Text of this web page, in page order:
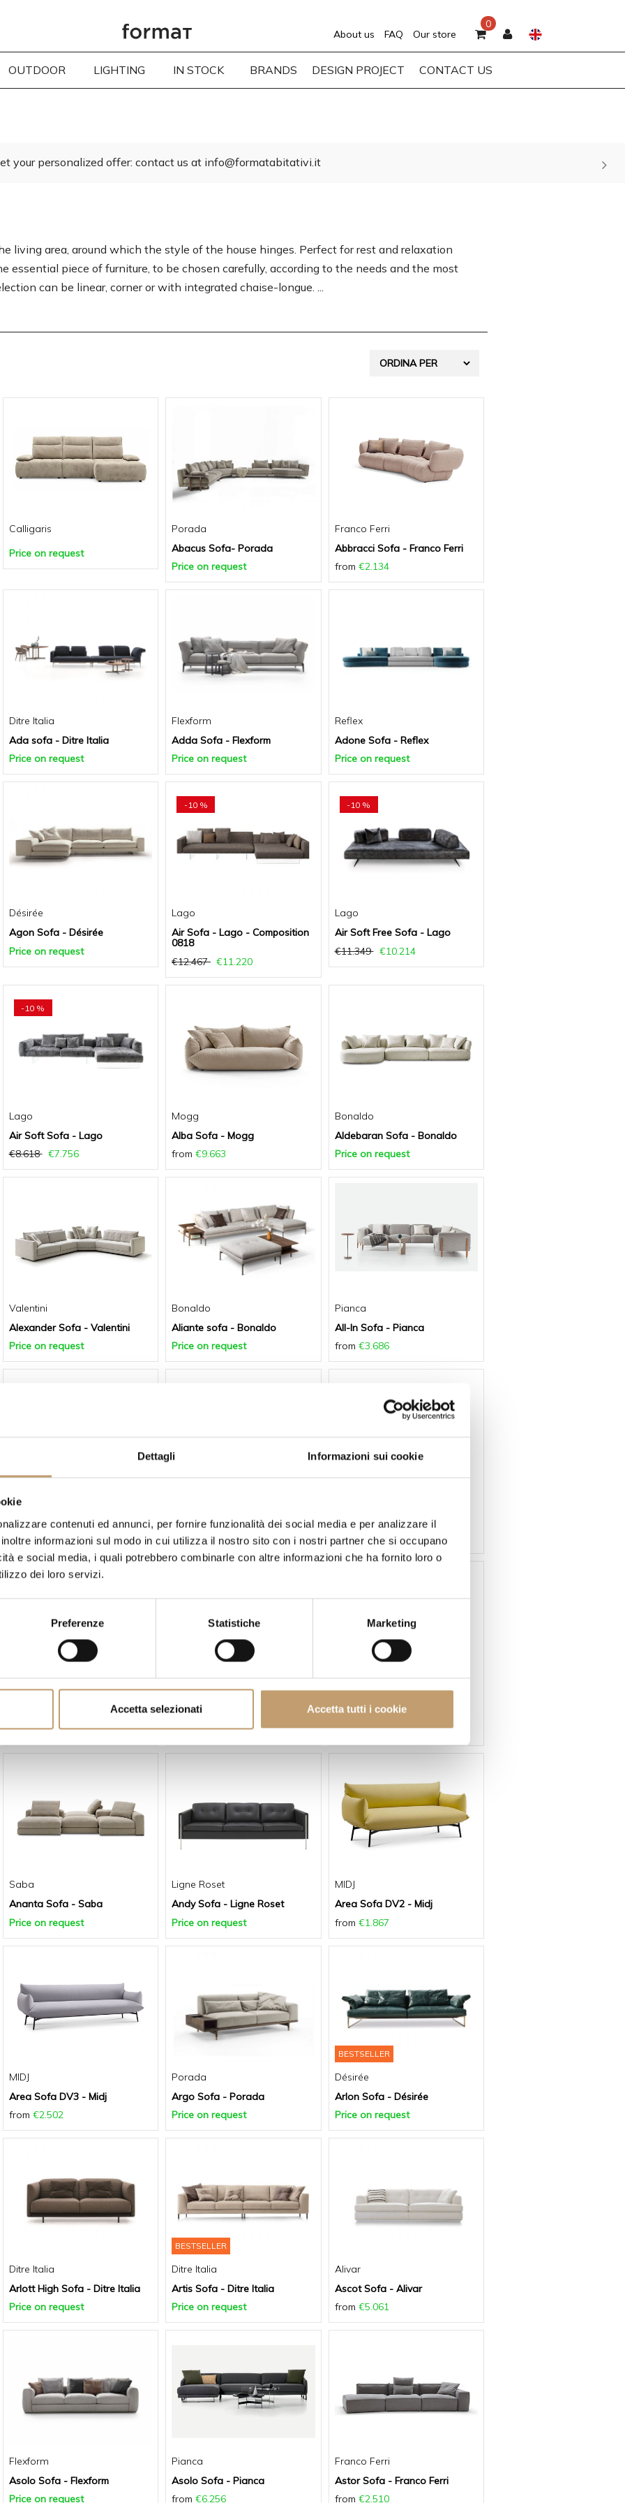
Dettagli Informazioni sui cookie
contenuti ed annunci, per fornire funzionalità dei social media e per analizzare il
informazioni sul modo in cui utilizza il nostro sito con i nostri partner che si occupano
e social media, i quali potrebbero combinarle con altre informazioni che ha fornito loro o
dei loro servizi.
Preferenze Statistiche Marketing
Accetta selezionati Accetta tutti i cookie
0
About us FAQ Our store
OUTDOOR LIGHTING IN STOCK BRANDS DESIGN PROJECT CONTACT US
your personalized offer: contact us at info@formatabitativi.it
living area, around which the style of the house hinges. Perfect for rest and relaxation
essential piece of furniture, to be chosen carefully, according to the needs and the most
can be linear, corner or with integrated chaise-longue. ...
Calligaris
Price on request
Porada
Abacus Sofa- Porada
Price on request
Franco Ferri
Abbracci Sofa - Franco Ferri
from €2.134
Ditre Italia
Ada sofa - Ditre Italia
Price on request
Flexform
Adda Sofa - Flexform
Price on request
Reflex
Adone Sofa - Reflex
Price on request
Désirée
Agon Sofa - Désirée
Price on request
-10 %
Lago
Air Sofa - Lago - Composition
0818
€12.467
€11.220
-10 %
Lago
Air Soft Free Sofa - Lago
€11.349
€10.214
-10 %
Lago
Air Soft Sofa - Lago
€8.618
€7.756
Mogg
Alba Sofa - Mogg
from €9.663
Bonaldo
Aldebaran Sofa - Bonaldo
Price on request
Valentini
Alexander Sofa - Valentini
Price on request
Bonaldo
Aliante sofa - Bonaldo
Price on request
Pianca
All-In Sofa - Pianca
from €3.686
Meridiani
Allen Sofa - Meridiani
Price on request
Alta Sofa - Ditre Italia
Price on request
Altana Sofa - Lago
€7.378
€6.640
Franco Ferri
Ambra Sofa - Franco Ferri
from€2.869
Flexform
Ambroeus Sofa - Flexform
Price on request
Ligne Roset
Amédeé Sofa - Ligne Roset
Price on request
Saba
Ananta Sofa - Saba
Price on request
Ligne Roset
Andy Sofa - Ligne Roset
Price on request
MIDJ
Area Sofa DV2 - Midj
from €1.867
MIDJ
Area Sofa DV3 - Midj
from €2.502
Porada
Argo Sofa - Porada
Price on request
BESTSELLER
Désirée
Arlon Sofa - Désirée
Price on request
Ditre Italia
Arlott High Sofa - Ditre Italia
Price on request
BESTSELLER
Ditre Italia
Artis Sofa - Ditre Italia
Price on request
Alivar
Ascot Sofa - Alivar
from €5.061
Flexform
Asolo Sofa - Flexform
Price on request
Pianca
Asolo Sofa - Pianca
from €6.256
Franco Ferri
Astor Sofa - Franco Ferri
from €2.510